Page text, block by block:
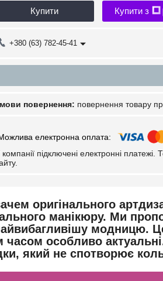
Купити Купити з
+380 (63) 782-45-41
повернення товару
підключені електронні
оригінального
манікюру. Ми
модницю. Це
часом особливо
який не спотворює